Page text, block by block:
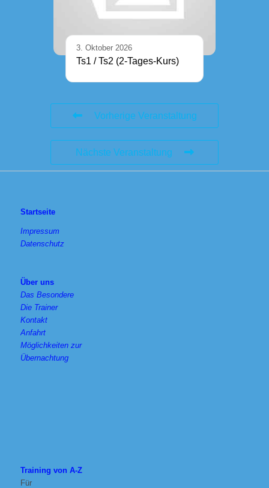
3. Oktober 2026
Ts1 / Ts2 (2-Tages-Kurs)
Vorherige Veranstaltung
Nächste Veranstaltung
Startseite
Impressum
Datenschutz
Über uns
Das Besondere
Die Trainer
Kontakt
Anfahrt
Möglichkeiten zur
Übernachtung
Training von A-Z
Für